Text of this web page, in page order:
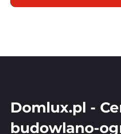
Domlux.pl -
budowlano-